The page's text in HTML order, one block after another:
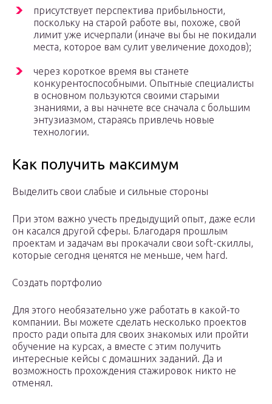
присутствует перспектива прибыльности,
поскольку на старой работе вы, похоже, свой
лимит уже исчерпали (иначе вы бы не покидали
места, которое вам сулит увеличение доходов);
через короткое время вы станете
конкурентоспособными. Опытные специалисты
в основном пользуются своими старыми
знаниями, а вы начнете все сначала с большим
энтузиазмом, стараясь привлечь новые
технологии.
Как получить максимум
Выделить свои слабые и сильные стороны
При этом важно учесть предыдущий опыт, даже если
он касался другой сферы. Благодаря прошлым
проектам и задачам вы прокачали свои soft-скиллы,
которые сегодня ценятся не меньше, чем hard.
Создать портфолио
Для этого необязательно уже работать в какой-то
компании. Вы можете сделать несколько проектов
просто ради опыта для своих знакомых или пройти
обучение на курсах, а вместе с этим получить
интересные кейсы с домашних заданий. Да и
возможность прохождения стажировок никто не
отменял.